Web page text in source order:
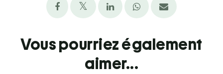
Vous pourriez également
aimer...